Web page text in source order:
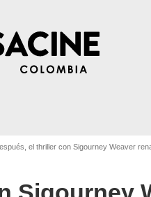
el thriller con Sigourney Weaver